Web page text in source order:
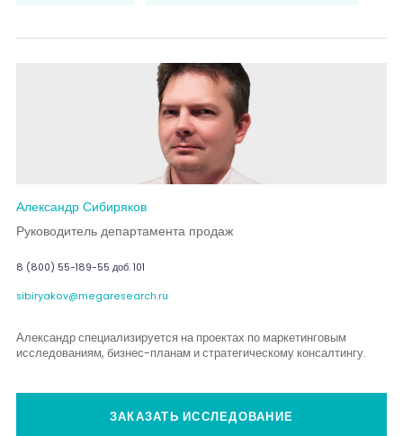
Александр Сибиряков
Руководитель департамента продаж
8 (800) 55-189-55 доб. 101
sibiryakov@megaresearch.ru
Александр специализируется на проектах по маркетинговым
исследованиям, бизнес-планам и стратегическому консалтингу.
ЗАКАЗАТЬ ИССЛЕДОВАНИЕ